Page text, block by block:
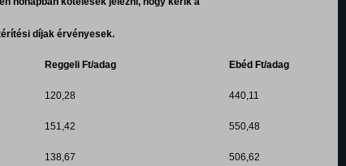
díjak érvényesek.
Reggeli Ft/adag Ebéd Ft/adag
120,28 440,11
151,42 550,48
138,67 506,62